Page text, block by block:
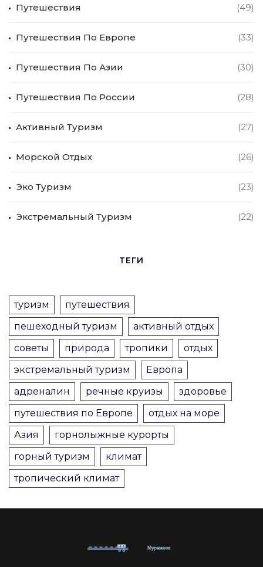
Путешествия (49)
Путешествия По Европе (33)
Путешествия По Азии (30)
Путешествия По России (28)
Активный Туризм (27)
Морской Отдых (26)
Эко Туризм (23)
Экстремальный Туризм (22)
ТЕГИ
туризм
путешествия
пешеходный туризм
активный отдых
советы
природа тропики
отдых
экстремальный туризм
Европа
адреналин
речные круизы
здоровье
путешествия по Европе
отдых на море
Азия
горнолыжные курорты
горный туризм
климат
тропический климат